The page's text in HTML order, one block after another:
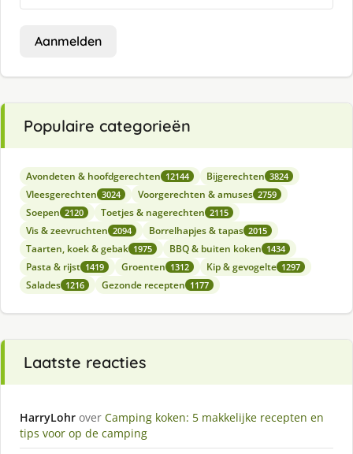
Aanmelden
Populaire categorieën
Avondeten & hoofdgerechten 12144 Bijgerechten 3824
Vleesgerechten 3024 Voorgerechten & amuses 2759
Soepen 2120 Toetjes & nagerechten 2115
Vis & zeevruchten 2094 Borrelhapjes & tapas 2015
Taarten, koek & gebak 1975 BBQ & buiten koken 1434
Pasta & rijst 1419 Groenten 1312 Kip & gevogelte 1297
Salades 1216 Gezonde recepten 1177
Laatste reacties
HarryLohr over Camping koken: 5 makkelijke recepten en
tips voor op de camping